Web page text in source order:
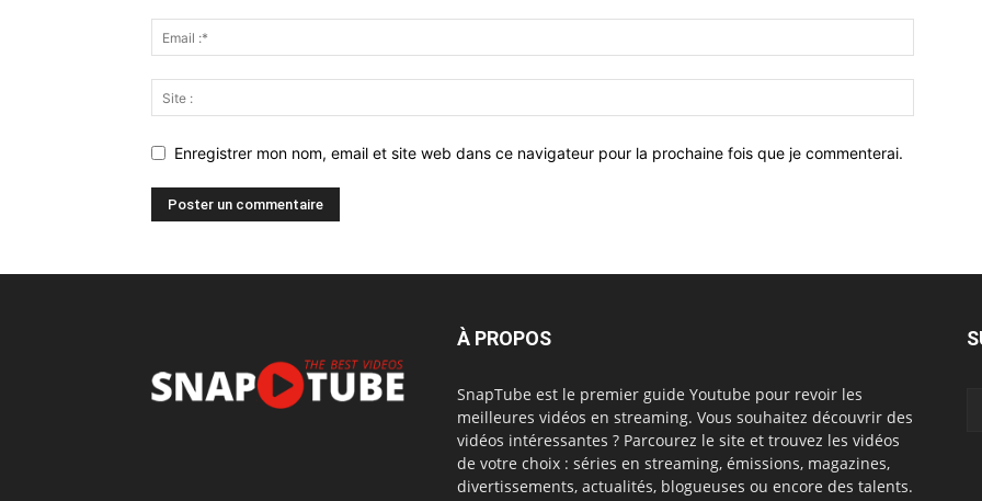
Enregistrer mon nom, email et site web dans ce navigateur pour la prochaine fois que je commenterai.
À PROPOS
SnapTube est le premier guide Youtube pour revoir les
meilleures vidéos en streaming. Vous souhaitez découvrir des
vidéos intéressantes ? Parcourez le site et trouvez les vidéos
de votre choix : séries en streaming, émissions, magazines,
divertissements, actualités, blogueuses ou encore des talents.